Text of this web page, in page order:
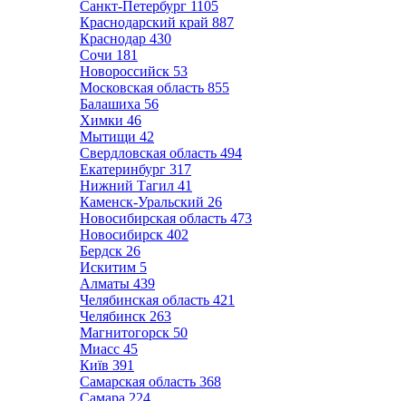
Санкт-Петербург 1105
Краснодарский край 887
Краснодар 430
Сочи 181
Новороссийск 53
Московская область 855
Балашиха 56
Химки 46
Мытищи 42
Свердловская область 494
Екатеринбург 317
Нижний Тагил 41
Каменск-Уральский 26
Новосибирская область 473
Новосибирск 402
Бердск 26
Искитим 5
Алматы 439
Челябинская область 421
Челябинск 263
Магнитогорск 50
Миасс 45
Київ 391
Самарская область 368
Самара 224